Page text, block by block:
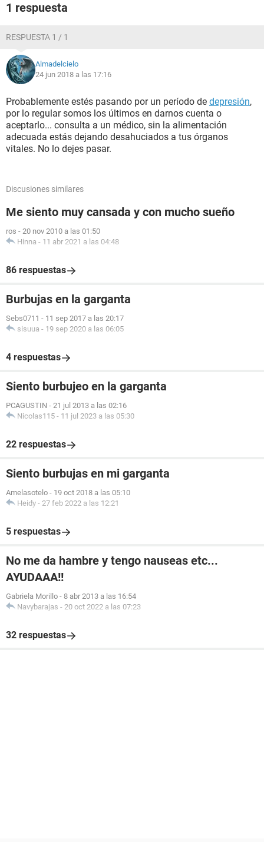
1 respuesta
RESPUESTA 1 / 1
Almadelcielo
24 jun 2018 a las 17:16
Probablemente estés pasando por un período de depresión,
por lo regular somos los últimos en darnos cuenta o
aceptarlo... consulta a un médico, sin la alimentación
adecuada estás dejando desahuciados a tus órganos
vitales. No lo dejes pasar.
Discusiones similares
Me siento muy cansada y con mucho sueño
ros - 20 nov 2010 a las 01:50
Hinna - 11 abr 2021 a las 04:48
86 respuestas
Burbujas en la garganta
Sebs0711 - 11 sep 2017 a las 20:17
sisuua - 19 sep 2020 a las 06:05
4 respuestas
Siento burbujeo en la garganta
PCAGUSTIN - 21 jul 2013 a las 02:16
Nicolas115 - 11 jul 2023 a las 05:30
22 respuestas
Siento burbujas en mi garganta
Amelasotelo - 19 oct 2018 a las 05:10
Heidy - 27 feb 2022 a las 12:21
5 respuestas
No me da hambre y tengo nauseas etc...
AYUDAAA!!
Gabriela Morillo - 8 abr 2013 a las 16:54
Navybarajas - 20 oct 2022 a las 07:23
32 respuestas